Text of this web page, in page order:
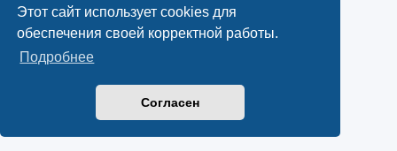
Этот сайт использует cookies для
обеспечения своей корректной работы.
Подробнее
Согласен